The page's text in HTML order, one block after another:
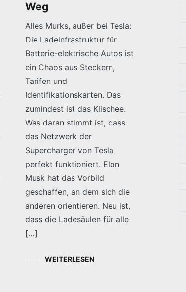
Weg
Alles Murks, außer bei Tesla:
Die Ladeinfrastruktur für
Batterie-elektrische Autos ist
ein Chaos aus Steckern,
Tarifen und
Identifikationskarten. Das
zumindest ist das Klischee.
Was daran stimmt ist, dass
das Netzwerk der
Supercharger von Tesla
perfekt funktioniert. Elon
Musk hat das Vorbild
geschaffen, an dem sich die
anderen orientieren. Neu ist,
dass die Ladesäulen für alle
[…]
WEITERLESEN